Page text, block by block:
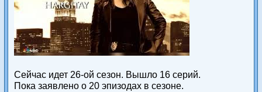
Сейчас идет 26-ой сезон. Вышло 16 серий.
Пока заявлено о 20 эпизодах в сезоне.